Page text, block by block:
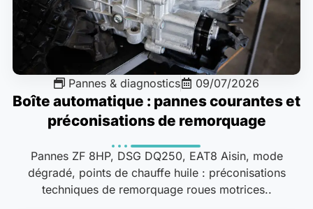
Pannes & diagnostics 09/07/2026
Boîte automatique : pannes courantes et
préconisations de remorquage
Pannes ZF 8HP, DSG DQ250, EAT8 Aisin, mode
dégradé, points de chauffe huile : préconisations
techniques de remorquage roues motrices..